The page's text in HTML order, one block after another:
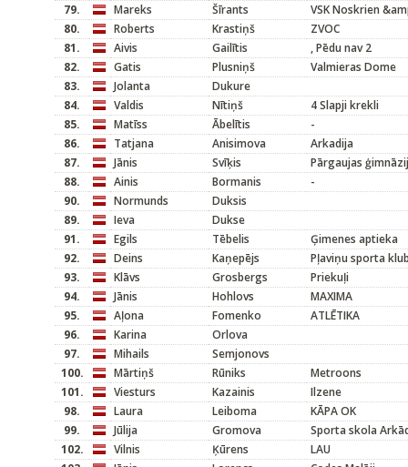
79.
Mareks Šīrants
VSK Noskrien
80.
Roberts Krastiņš
ZVOC
81.
Aivis Gailītis
, Pēdu nav 2
82.
Gatis Plusniņš
Valmieras Dome
83.
Jolanta
Dukure
84.
Valdis Nītiņš
4 Slapji krekli
85.
Matīss Ābelītis
-
86.
Tatjana Anisimova
Arkadija
87.
Jānis Svīķis
Pārgaujas
88.
Ainis Bormanis
-
90.
Normunds
Duksis
89.
Ieva
Dukse
91.
Egils Tēbelis
Ģimenes aptieka
92.
Deins Kaņepējs
Pļaviņu sporta
93.
Klāvs Grosbergs
Priekuļi
94.
Jānis Hohlovs
MAXIMA
95.
Aļona Fomenko
ATLĒTIKA
96.
Karina
Orlova
97.
Mihails
Semjonovs
100.
Mārtiņš Rūniks
Metroons
101.
Viesturs Kazainis
Ilzene
98.
Laura Leiboma
KĀPA OK
99.
Jūlija Gromova
Sporta skola
102.
Vilnis Ķūrens
LAU